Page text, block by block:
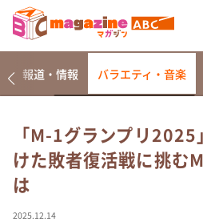
なるみ・岡村の過ぎるTV
これ余談なんですけど・・・
報道・情報 バラエティ・音楽
「M-1グランプリ
けた敗者復活戦に挑む
は
2025.12.14